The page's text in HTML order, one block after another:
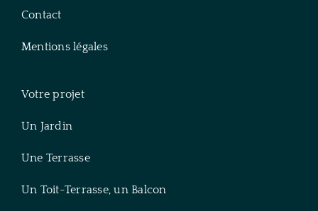
Contact
Mentions légales
Votre projet
Un Jardin
Une Terrasse
Un Toit-Terrasse, un Balcon